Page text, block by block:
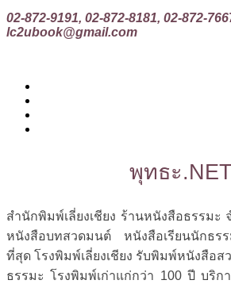
02-872-9191, 02-872-8181, 02-872-
lc2ubook@gmail.com
พุทธะ.NET
สำนักพิมพ์เลี่ยงเชียง ร้านหนังสือธรรมะ
หนังสือบทสวดมนต์ หนังสือเรียนนักธร
ที่สุด โรงพิมพ์เลี่ยงเชียง รับพิมพ์หนังสือ
ธรรมะ โรงพิมพ์เก่าแก่กว่า 100 ปี บริก